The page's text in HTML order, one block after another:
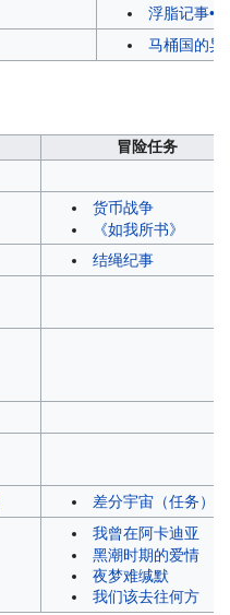
浮脂记事•5
马桶国的异
冒险任务
货币战争
《如我所书》
结绳纪事
差分宇宙（任务）
我曾在阿卡迪亚
黑潮时期的爱情
夜梦难缄默
我们该去往何方